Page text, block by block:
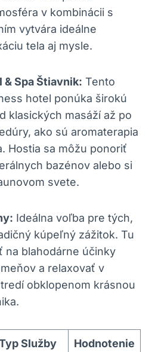
⁤v kombinácii ⁢s
vytvára ideálne
tela aj mysle.
Spa Štiavnik: Tento
hotel ponúka širokú
klasických masáží až po
ako⁢ sú ​aromaterapia
Hostia sa môžu ponoriť
bazénov alebo si
svete.
Ideálna voľba pre tých,
kúpeľný zážitok. Tu
na‍ blahodárne účinky
⁢a ​relaxovať v
obklopenom⁣ krásnou
Služby Hodnotenie